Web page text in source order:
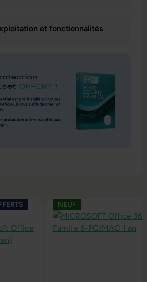
et fonctionnalités
NEUF